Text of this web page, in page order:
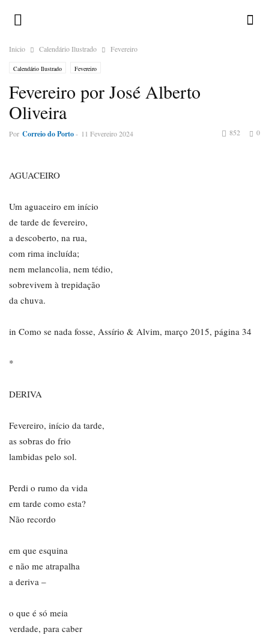
Inicio Calendário Ilustrado Fevereiro
Calendário Ilustrado Fevereiro
Fevereiro por José Alberto
Oliveira
Por Correio do Porto- 11 Fevereiro 2024 0
852
AGUACEIRO
Um aguaceiro em início
de tarde de fevereiro,
a descoberto, na rua,
com rima incluída;
nem melancolia, nem tédio,
sobrevivem à trepidação
da chuva.
in Como se nada fosse, Assírio & Alvim, março 2015, página 34
*
DERIVA
Fevereiro, início da tarde,
as sobras do frio
lambidas pelo sol.
Perdi o rumo da vida
em tarde como esta?
Não recordo
em que esquina
e não me atrapalha
a deriva –
o que é só meia
verdade, para caber